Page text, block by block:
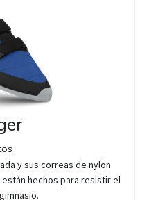
y sus correas de nylon
hechos para resistir el